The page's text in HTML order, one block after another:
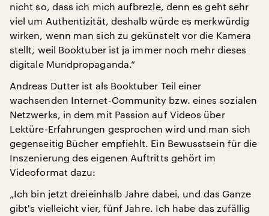
nicht so, dass ich mich aufbrezle, denn es geht sehr
viel um Authentizität, deshalb würde es merkwürdig
wirken, wenn man sich zu gekünstelt vor die Kamera
stellt, weil Booktuber ist ja immer noch mehr dieses
digitale Mundpropaganda.“
Andreas Dutter ist als Booktuber Teil einer
wachsenden Internet-Community bzw. eines sozialen
Netzwerks, in dem mit Passion auf Videos über
Lektüre-Erfahrungen gesprochen wird und man sich
gegenseitig Bücher empfiehlt. Ein Bewusstsein für die
Inszenierung des eigenen Auftritts gehört im
Videoformat dazu:
„Ich bin jetzt dreieinhalb Jahre dabei, und das Ganze
gibt's vielleicht vier, fünf Jahre. Ich habe das zufällig